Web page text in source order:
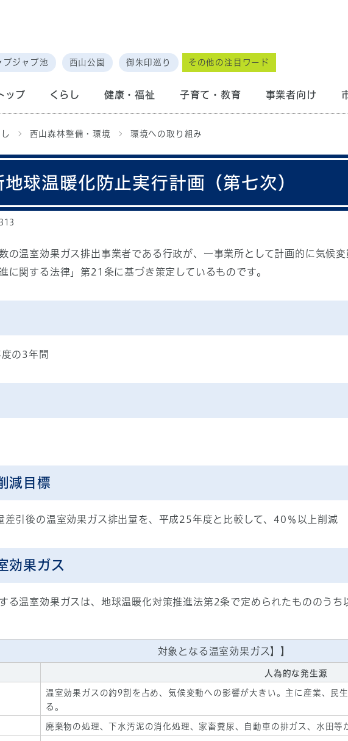
ブジャブ池 西山公園 御朱印巡り その他の注目ワード
ップ くらし 健康・福祉 子育て・教育 事業者向け
西山森林整備・環境 環境への取り組み
球温暖化防止実行計画（第七次）
温室効果ガス排出事業者である行政が、一事業所として計画的に気候変
に関する法律」第21条に基づき策定しているものです。
の3年間
減目標
差引後の温室効果ガス排出量を、平成25年度と比較して、40％以上削減
効果ガス
る温室効果ガスは、地球温暖化対策推進法第2条で定められたもののうち
対象となる温室効果ガス】】
人為的な発生源
温室効果ガスの約9割を占め、気候変動への影響が大きい。主に産業、民
る。
廃棄物の処理、下水汚泥の消化処理、家畜糞尿、自動車の排ガス、水田等